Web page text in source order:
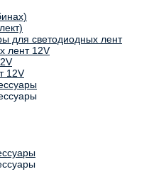
для светодиодных лент
лент 12V
12V